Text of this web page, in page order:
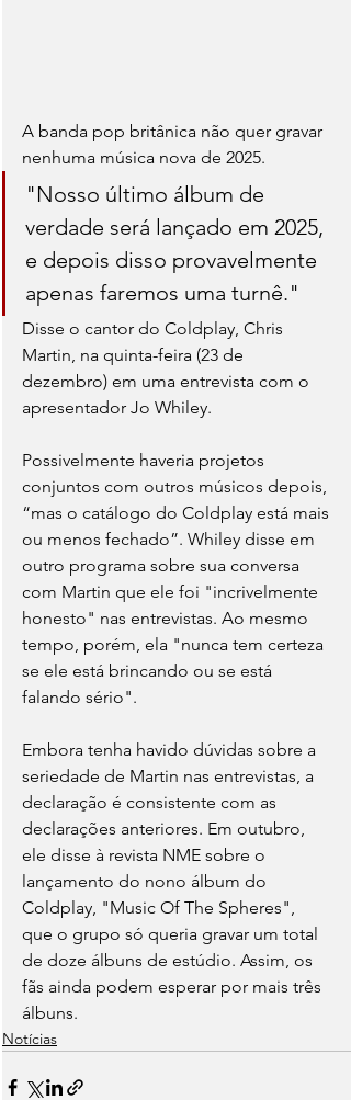
A banda pop britânica não quer gravar
nenhuma música nova de 2025.
"Nosso último álbum de
verdade será lançado em 2025,
e depois disso provavelmente
apenas faremos uma turnê."
Disse o cantor do Coldplay, Chris
Martin, na quinta-feira (23 de
dezembro) em uma entrevista com o
apresentador Jo Whiley.
Possivelmente haveria projetos
conjuntos com outros músicos depois,
“mas o catálogo do Coldplay está mais
ou menos fechado”. Whiley disse em
outro programa sobre sua conversa
com Martin que ele foi "incrivelmente
honesto" nas entrevistas. Ao mesmo
tempo, porém, ela "nunca tem certeza
se ele está brincando ou se está
falando sério".
Embora tenha havido dúvidas sobre a
seriedade de Martin nas entrevistas, a
declaração é consistente com as
declarações anteriores. Em outubro,
ele disse à revista NME sobre o
lançamento do nono álbum do
Coldplay, "Music Of The Spheres",
que o grupo só queria gravar um total
de doze álbuns de estúdio. Assim, os
fãs ainda podem esperar por mais três
álbuns.
Notícias